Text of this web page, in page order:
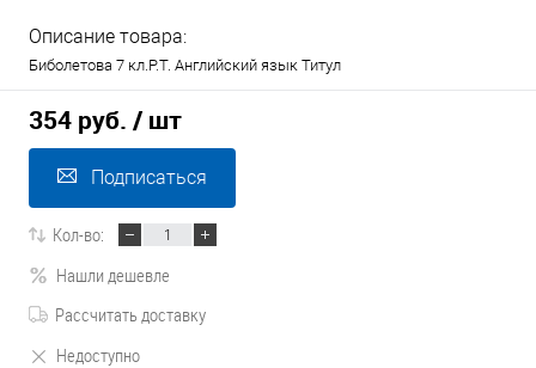
Описание товара:
Биболетова 7 кл.Р.Т. Английский язык Титул
354 руб. / шт
Подписаться
Кол-во:
Нашли дешевле
Рассчитать доставку
Недоступно